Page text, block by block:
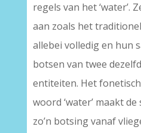
regels van het ‘water’.
aan zoals het
allebei volledig en hun
botsen van twee
entiteiten. Het
woord ‘water’ maakt
zo’n botsing vanaf